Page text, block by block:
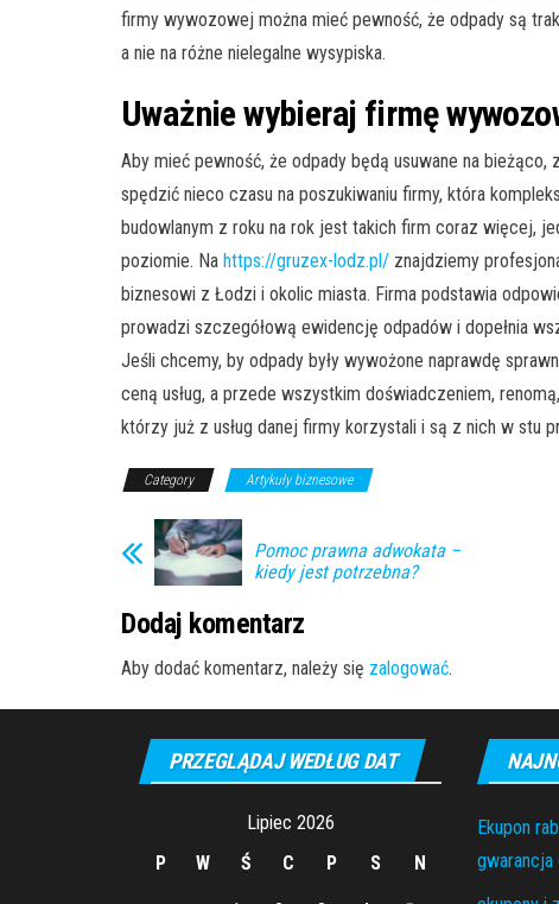
firmy wywozowej można mieć pewność, że odpady są
a nie na różne nielegalne wysypiska.
Uważnie wybieraj firmę
Aby mieć pewność, że odpady będą usuwane na
spędzić nieco czasu na poszukiwaniu firmy, która
budowlanym z roku na rok jest takich firm coraz więcej,
poziomie. Na https://gruzex-lodz.pl/ znajdziemy
biznesowi z Łodzi i okolic miasta. Firma podstawia
prowadzi szczegółową ewidencję odpadów i dopełnia
Jeśli chcemy, by odpady były wywożone naprawdę
ceną usług, a przede wszystkim doświadczeniem,
którzy już z usług danej firmy korzystali i są z nich w stu
Category Artykuły biznesowe
Pomoc prawna adwokata –
kiedy jest potrzebna?
Dodaj komentarz
Aby dodać komentarz, należy się zalogować.
PRZEGLĄDAJ WEDŁUG DAT
Lipiec 2026
P
W Ś C P S N
Ekupon
gwarancja